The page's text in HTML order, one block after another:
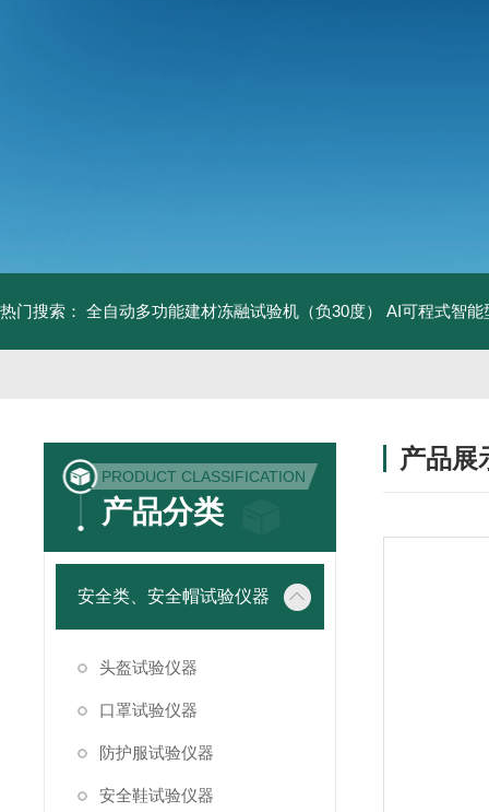
热门搜索： 全自动多功能建材冻融试验机（负30度） AI可程式智能
PRODUCT CLASSIFICATION
产品分类
安全类、安全帽试验仪器
头盔试验仪器
口罩试验仪器
防护服试验仪器
安全鞋试验仪器
产品展